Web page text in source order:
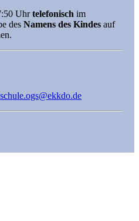
Uhrtelefonisch im
des Namens des Kindes auf